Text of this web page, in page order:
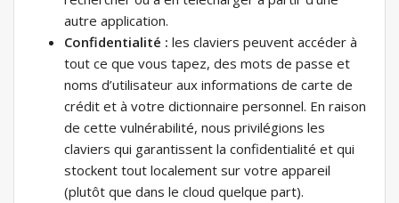
autre application.
Confidentialité : les claviers peuvent accéder à
tout ce que vous tapez, des mots de passe et
noms d’utilisateur aux informations de carte de
crédit et à votre dictionnaire personnel. En raison
de cette vulnérabilité, nous privilégions les
claviers qui garantissent la confidentialité et qui
stockent tout localement sur votre appareil
(plutôt que dans le cloud quelque part).